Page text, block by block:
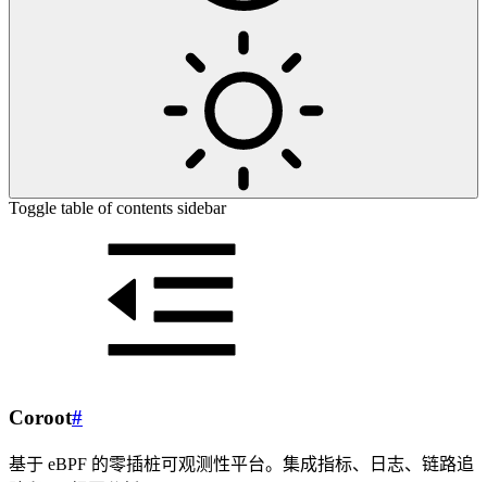
Toggle table of contents sidebar
Coroot#
基于 eBPF 的零插桩可观测性平台。集成指标、日志、链路追